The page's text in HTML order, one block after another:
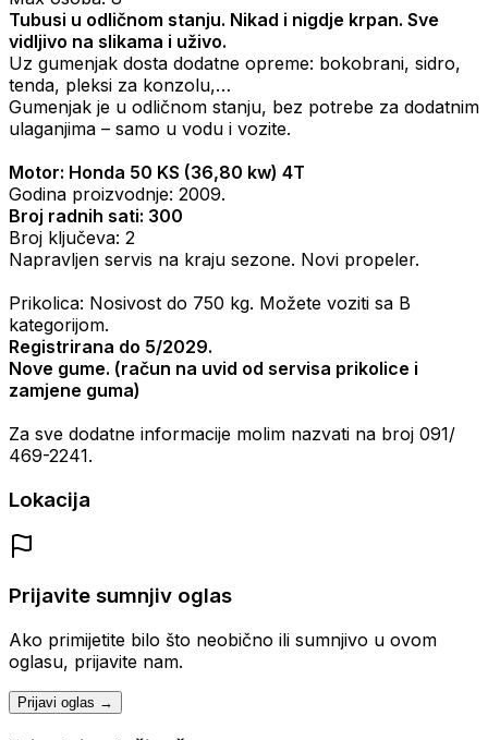
Tubusi u odličnom stanju. Nikad i nigdje krpan. Sve
vidljivo na slikama i uživo.
Uz gumenjak dosta dodatne opreme: bokobrani, sidro,
tenda, pleksi za konzolu,…
Gumenjak je u odličnom stanju, bez potrebe za dodatnim
ulaganjima – samo u vodu i vozite.
Motor: Honda 50 KS (36,80 kw) 4T
Godina proizvodnje: 2009.
Broj radnih sati: 300
Broj ključeva: 2
Napravljen servis na kraju sezone. Novi propeler.
Prikolica: Nosivost do 750 kg. Možete voziti sa B
kategorijom.
Registrirana do 5/2029.
Nove gume. (račun na uvid od servisa prikolice i
zamjene guma)
Za sve dodatne informacije molim nazvati na broj 091/
469-2241.
Lokacija
Prijavite sumnjiv oglas
Ako primijetite bilo što neobično ili sumnjivo u ovom
oglasu, prijavite nam.
Prijavi oglas →